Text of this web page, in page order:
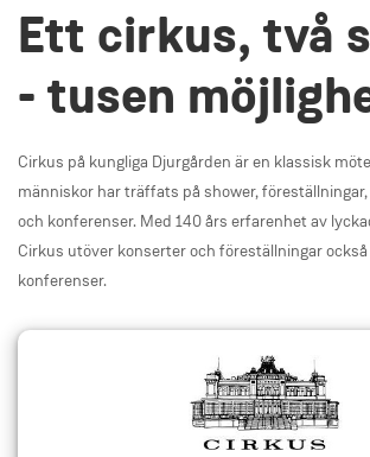
Ett cirkus, två
- tusen
Cirkus på kungliga Djurgården är en klassisk
människor har träffats på shower,
och konferenser. Med 140 års erfarenhet av
Cirkus utöver konserter och föreställningar
konferenser.